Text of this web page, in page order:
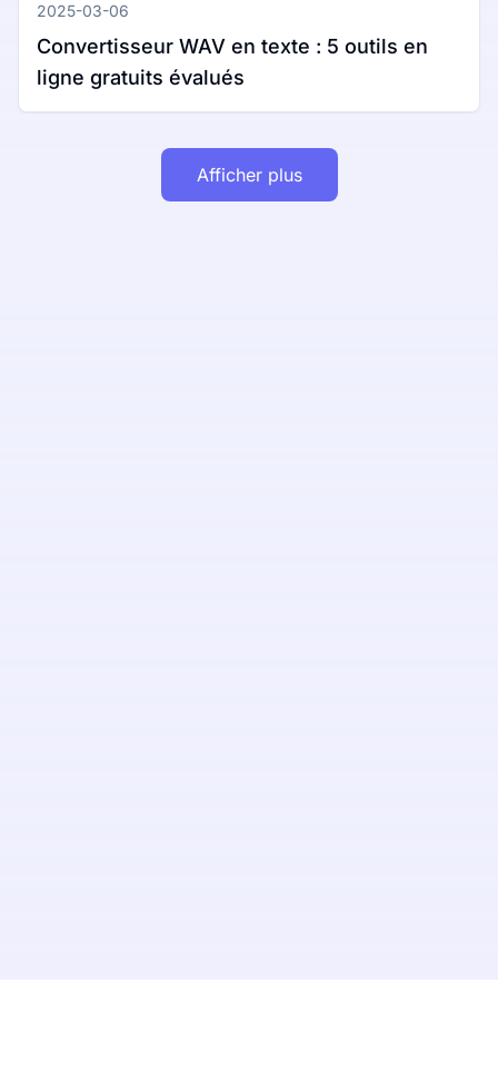
2025-03-06
Convertisseur WAV en texte : 5 outils en
ligne gratuits évalués
Afficher plus